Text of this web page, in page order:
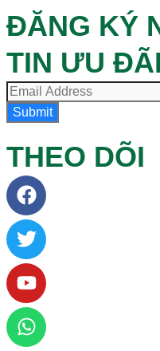
ĐĂNG KÝ
TIN ƯU ĐÃI
Submit
THEO DÕI